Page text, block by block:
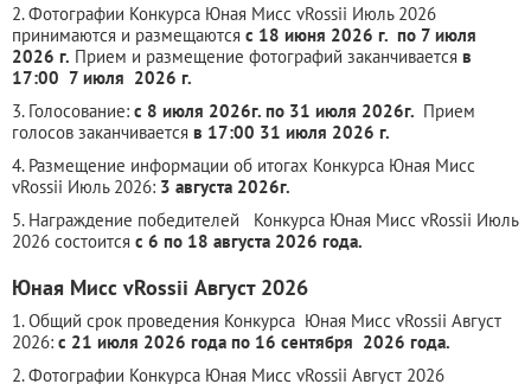
2. Фотографии Конкурса Юная Мисс vRossii Июль 2026
принимаются и размещаются с 18 июня 2026 г. по 7 июля
2026 г. Прием и размещение фотографий заканчивается в
17:00 7 июля 2026 г.
3. Голосование: с 8 июля 2026г. по 31 июля 2026г. Прием
голосов заканчивается в 17:00 31 июля 2026 г.
4. Размещение информации об итогах Конкурса Юная Мисс
vRossii Июль 2026: 3 августа 2026г.
5. Награждение победителей Конкурса Юная Мисс vRossii Июль
2026 состоится с 6 по 18 августа 2026 года.
Юная Мисс vRossii Август 2026
1. Общий срок проведения Конкурса Юная Мисс vRossii Август
2026: с 21 июля 2026 года по 16 сентября 2026 года.
2. Фотографии Конкурса Юная Мисс vRossii Август 2026